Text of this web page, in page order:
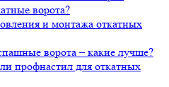
ворота?
и монтажа откатных
ворота – какие лучше?
профнастил для откатных